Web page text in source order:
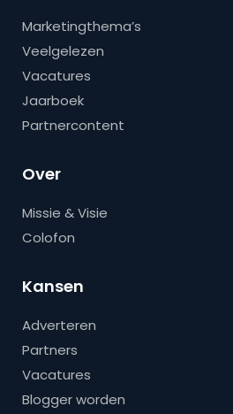
Marketingthema’s
Veelgelezen
Vacatures
Jaarboek
Partnercontent
Over
Missie & Visie
Colofon
Kansen
Adverteren
Partners
Vacatures
Blogger worden